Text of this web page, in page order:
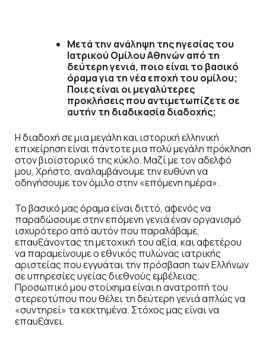
Μετά την ανάληψη της ηγεσίας του
Ιατρικού Ομίλου Αθηνών από τη
δεύτερη γενιά, ποιο είναι το βασικό
όραμα για τη νέα εποχή του ομίλου;
Ποιες είναι οι μεγαλύτερες
προκλήσεις που αντιμετωπίζετε σε
αυτήν τη διαδικασία διαδοχής;
Η διαδοχή σε μια μεγάλη και ιστορική ελληνική
επιχείρηση είναι πάντοτε μια πολύ μεγάλη πρόκληση
στον βιοϊστορικό της κύκλο. Μαζί με τον αδελφό
μου, Χρήστο, αναλαμβάνουμε την ευθύνη να
οδηγήσουμε τον όμιλο στην «επόμενη ημέρα».
Το βασικό μας όραμα είναι διττό, αφενός να
παραδώσουμε στην επόμενη γενιά έναν οργανισμό
ισχυρότερο από αυτόν που παραλάβαμε,
επαυξάνοντας τη μετοχική του αξία, και αφετέρου
να παραμείνουμε ο εθνικός πυλώνας ιατρικής
αριστείας που εγγυάται την πρόσβαση των Ελλήνων
σε υπηρεσίες υγείας διεθνούς εμβέλειας.
Προσωπικό μου στοίχημα είναι η ανατροπή του
στερεοτύπου που θέλει τη δεύτερη γενιά απλώς να
«συντηρεί» τα κεκτημένα. Στόχος μας είναι να
επαυξάνει.